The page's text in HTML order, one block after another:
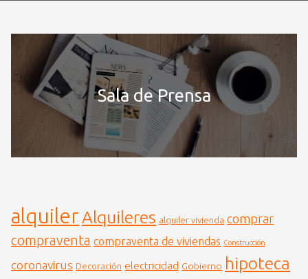
Sala de Prensa
alquilerAlquileres alquiler vivienda comprar
compraventa compraventa de viviendas Construcción
coronavirus Decoración electricidad Gobierno hipoteca